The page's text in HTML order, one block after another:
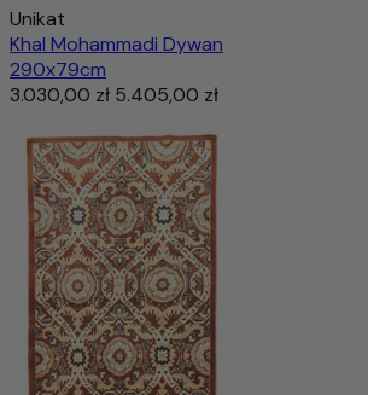
Unikat
Khal Mohammadi Dywan
290x79cm
3.030,00 zł 5.405,00 zł